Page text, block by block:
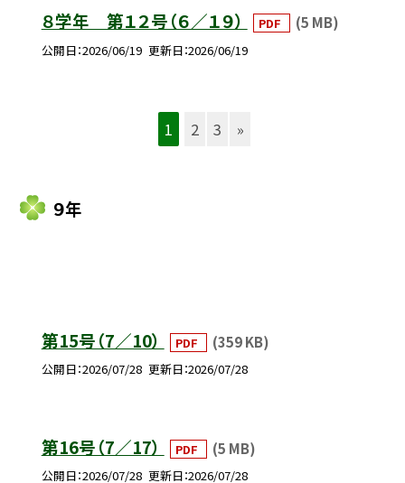
８学年 第１２号（６／１９） PDF (5 MB)
公開日 2026/06/19 更新日 2026/06/19
1 2 3 »
９年
第15号（7／10） PDF (359 KB)
公開日 2026/07/28 更新日 2026/07/28
第16号（7／17） PDF (5 MB)
公開日 2026/07/28 更新日 2026/07/28